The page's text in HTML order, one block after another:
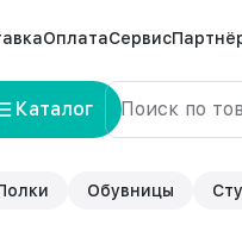
ОплатаСервис
Каталог
Обувницы